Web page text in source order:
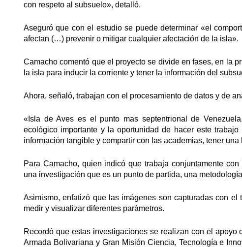
con respeto al subsuelo», detalló.
Aseguró que con el estudio se puede determinar «el
afectan (…) prevenir o mitigar cualquier afectación de la isla».
Camacho comentó que el proyecto se divide en fases, en la
la isla para inducir la corriente y tener la información del
Ahora, señaló, trabajan con el procesamiento de datos y de
«Isla de Aves es el punto mas septentrional de
ecológico importante y la oportunidad de hacer este
información tangible y compartir con las academias, tener
Para Camacho, quien indicó que trabaja conjuntamente
una investigación que es un punto de partida, una
Asimismo, enfatizó que las imágenes son capturadas con
medir y visualizar diferentes parámetros.
Recordó que estas investigaciones se realizan con el
Armada Bolivariana y Gran Misión Ciencia, Tecnología e